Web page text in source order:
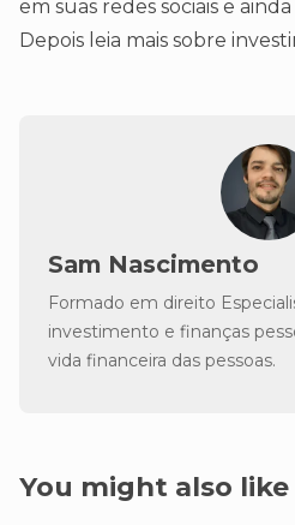
em suas redes sociais e
Depois leia mais sobre
Sam Nascimento
Formado em direito
investimento e finanças
vida financeira das pessoas.
You might also like